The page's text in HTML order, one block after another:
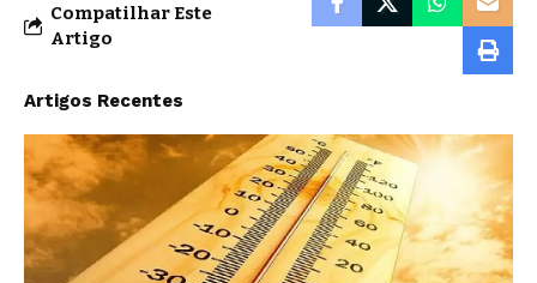
Compatilhar Este
Artigo
Artigos Recentes